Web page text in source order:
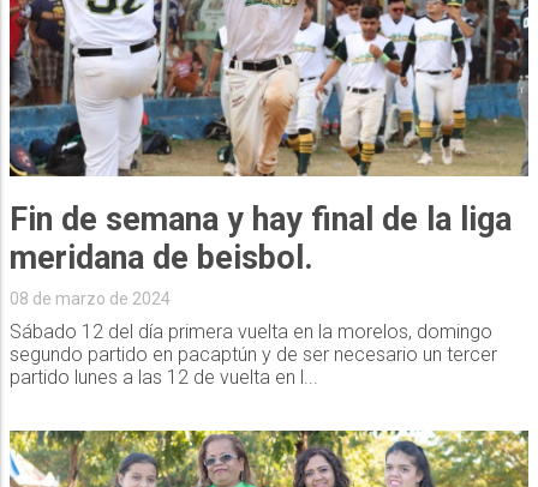
Fin de semana y hay final de la liga
meridana de beisbol.
08 de marzo de 2024
Sábado 12 del día primera vuelta en la morelos, domingo
segundo partido en pacaptún y de ser necesario un tercer
partido lunes a las 12 de vuelta en l...